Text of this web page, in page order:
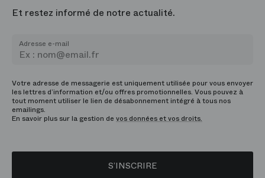
Et restez informé de notre actualité.
Adresse e-mail
Votre adresse de messagerie est uniquement utilisée pour vous envoyer
les lettres d’information et/ou offres promotionnelles. Vous pouvez à
tout moment utiliser le lien de désabonnement intégré à tous nos
emailings.
En savoir plus sur la gestion de vos données et vos droits.
S’INSCRIRE